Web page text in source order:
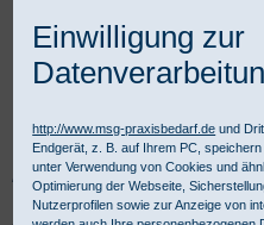
Praxisbedarf Shop Praxisausstattung
Rollhocker
Einwilligung zur
http://www.msg-praxisbedarf.de und
Endgerät, z. B. auf Ihrem PC,
unter Verwendung von Cookies und
Optimierung der Webseite,
Nutzerprofilen sowie zur Anzeige von